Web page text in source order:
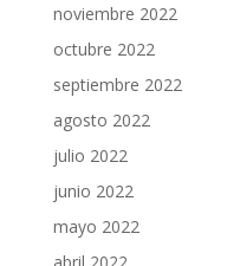
noviembre 2022
octubre 2022
septiembre 2022
agosto 2022
julio 2022
junio 2022
mayo 2022